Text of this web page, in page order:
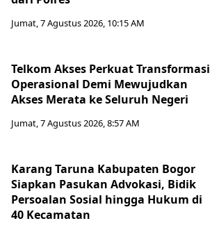
Jumat, 7 Agustus 2026, 10:15 AM
Telkom Akses Perkuat Transformasi
Operasional Demi Mewujudkan
Akses Merata ke Seluruh Negeri
Jumat, 7 Agustus 2026, 8:57 AM
Karang Taruna Kabupaten Bogor
Siapkan Pasukan Advokasi, Bidik
Persoalan Sosial hingga Hukum di
40 Kecamatan